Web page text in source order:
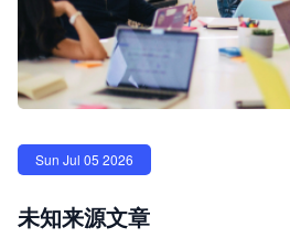
Sun Jul 05 2026
未知来源文章